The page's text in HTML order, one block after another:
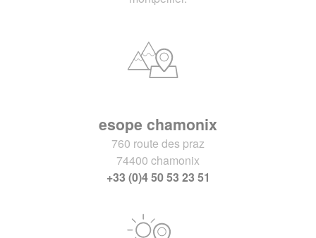
esope chamonix
760 route des praz
74400 chamonix
+33 (0)4 50 53 23 51